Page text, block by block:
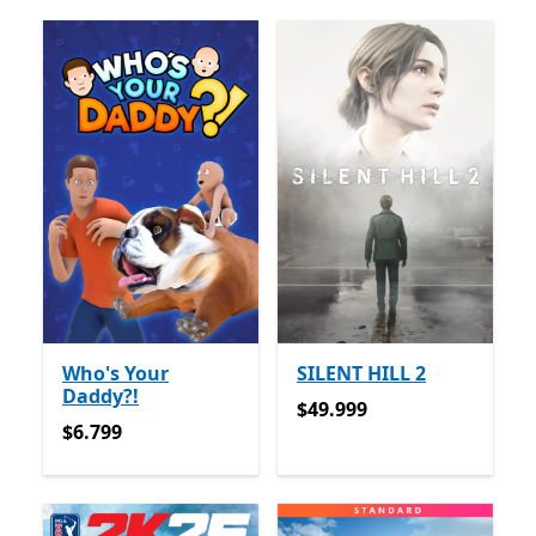
Who's Your
Daddy?!
$6.799
$6.799
SILENT HILL 2
$49.999
$49.999